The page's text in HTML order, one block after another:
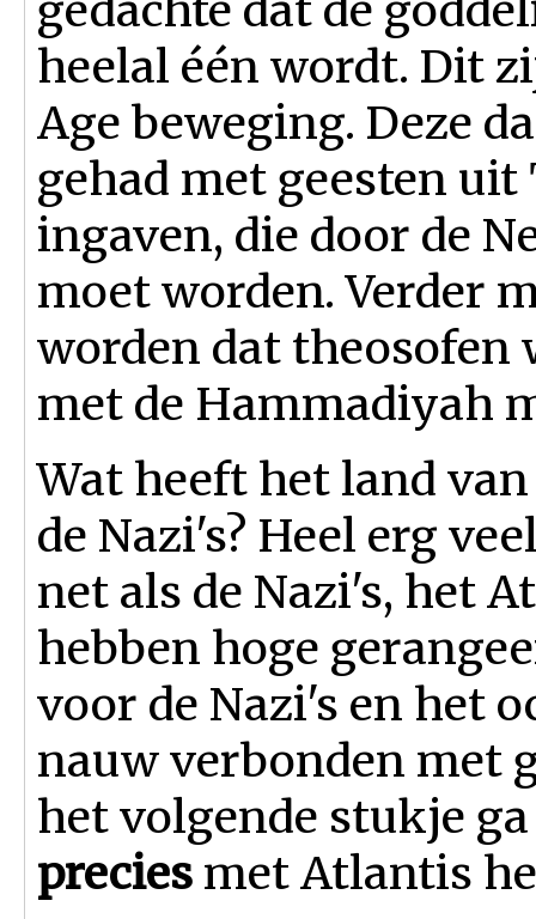
heelal één wordt. Dit
Age beweging. Deze
gehad met geesten
ingaven, die door de
moet worden. Verder
worden dat theosofen
met de Hammadiyah
Wat heeft het land
de Nazi's? Heel erg
net als de Nazi's, het
hebben hoge
voor de Nazi's en het
nauw verbonden met
het volgende stukje
precies met Atlantis